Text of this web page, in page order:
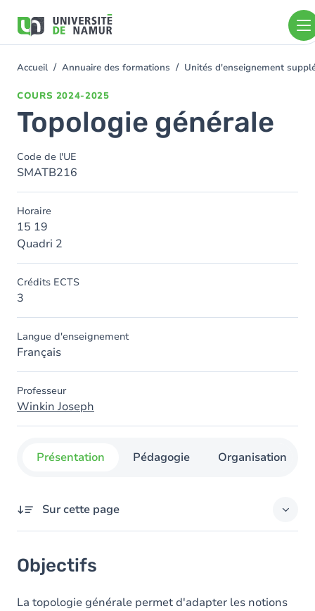
contenu
You
Accueil Annuaire des formations Unités d'enseignement
COURS 2024-2025
Topologie générale
Code de l'UE
SMATB216
Horaire
15 19
Quadri 2
Crédits ECTS
3
Langue d'enseignement
Français
Professeur
Winkin Joseph
Présentation Pédagogie Organisation
Sur cette page
Contenu
Exercices
Objectifs
La topologie générale permet d'adapter les notions